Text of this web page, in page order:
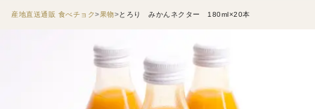
産地直送通販 食べチョク 果物 とろり みかんネクター 180ml×20本